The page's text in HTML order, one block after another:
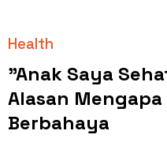
Health
"Anak Saya
Alasan
Berbahaya